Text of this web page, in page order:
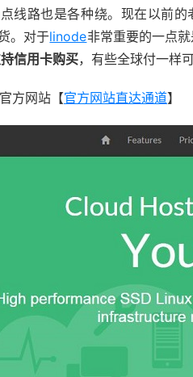
线路也是各种绕。现在以前
。对于linode非常重要的一点就
信用卡购买，有些全球付一样
方网站【官方网站直达通道】